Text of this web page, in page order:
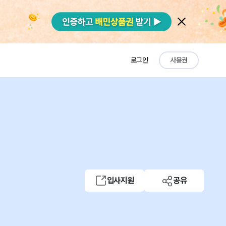
로그인 사용권
입사지원 공유